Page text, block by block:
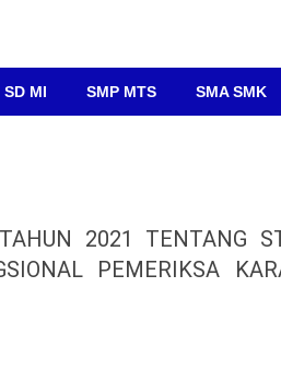
SD MI SMP MTS SMA SMK
2021 TENTANG
PEMERIKSA